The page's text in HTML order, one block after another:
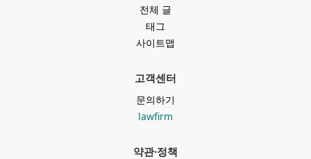
전체 글
태그
사이트맵
고객센터
문의하기
lawfirm
약관·정책